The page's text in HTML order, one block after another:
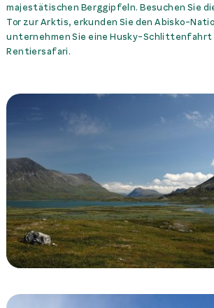
majestätischen Berggipfeln. Besuchen Sie
Tor zur Arktis, erkunden Sie den Abisko-
unternehmen Sie eine Husky-Schlittenfahrt
Rentiersafari.